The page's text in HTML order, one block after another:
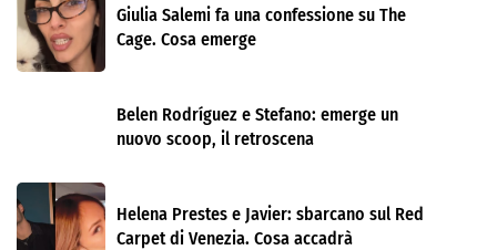
Giulia Salemi fa una confessione su The
Cage. Cosa emerge
Belen Rodríguez e Stefano: emerge un
nuovo scoop, il retroscena
Helena Prestes e Javier: sbarcano sul Red
Carpet di Venezia. Cosa accadrà